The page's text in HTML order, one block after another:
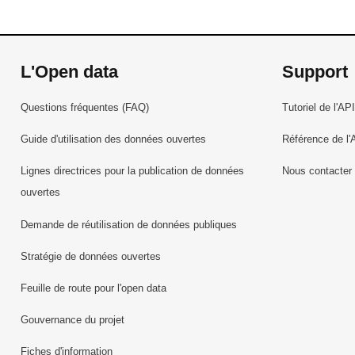
L'Open data
Questions fréquentes (FAQ)
Guide d'utilisation des données ouvertes
Lignes directrices pour la publication de données
ouvertes
Demande de réutilisation de données publiques
Stratégie de données ouvertes
Feuille de route pour l'open data
Gouvernance du projet
Fiches d'information
Support
Tutoriel de l'API
Référence de
Nous contacter